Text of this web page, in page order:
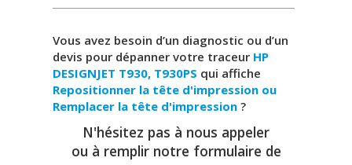
Vous avez besoin d’un diagnostic ou d’un
devis pour dépanner votre traceur HP
DESIGNJET T930, T930PS qui affiche
Repositionner la tête d'impression ou
Remplacer la tête d'impression ?
N'hésitez pas à nous appeler
ou à remplir notre formulaire de